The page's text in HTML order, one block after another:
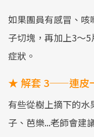
如果團員有感冒、咳
子切塊，再加上3～
症狀。
★ 解套 3——連皮
有些從樹上摘下的
子、芭樂...老師會建